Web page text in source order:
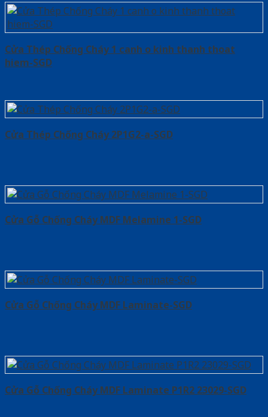
Cửa Thép Chống Cháy 1 canh o kinh thanh thoat
hiem-SGD
Cửa Thép Chống Cháy 2P1G2-a-SGD
Cửa Gỗ Chống Cháy MDF Melamine 1-SGD
Cửa Gỗ Chống Cháy MDF Laminate-SGD
Cửa Gỗ Chống Cháy MDF Laminate P1R2 23029-SGD